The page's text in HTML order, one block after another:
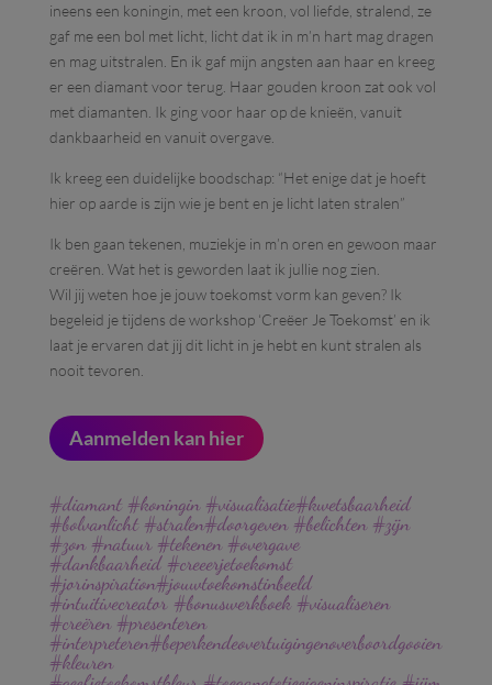
ineens een koningin, met een kroon, vol liefde, stralend, ze
gaf me een bol met licht, licht dat ik in m’n hart mag dragen
en mag uitstralen. En ik gaf mijn angsten aan haar en kreeg
er een diamant voor terug. Haar gouden kroon zat ook vol
met diamanten. Ik ging voor haar op de knieën, vanuit
dankbaarheid en vanuit overgave.
Ik kreeg een duidelijke boodschap: “Het enige dat je hoeft
hier op aarde is zijn wie je bent en je licht laten stralen”
Ik ben gaan tekenen, muziekje in m’n oren en gewoon maar
creëren. Wat het is geworden laat ik jullie nog zien.
Wil jij weten hoe je jouw toekomst vorm kan geven? Ik
begeleid je tijdens de workshop ‘Creëer Je Toekomst’ en ik
laat je ervaren dat jij dit licht in je hebt en kunt stralen als
nooit tevoren.
Aanmelden kan hier
#diamant #koningin #visualisatie#kwetsbaarheid
#bolvanlicht #stralen#doorgeven #belichten #zijn
#zon #natuur #tekenen #overgave
#dankbaarheid #creeerjetoekomst
#jorinspiration#jouwtoekomstinbeeld
#intuitivecreator #bonuswerkboek #visualiseren
#creëren #presenteren
#interpreteren#beperkendeovertuigingenoverboordgooien
#kleuren